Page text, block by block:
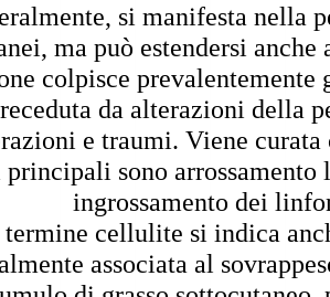
si manifesta nella
ma può estendersi anche
colpisce
da alterazioni della
e traumi. Viene
principali sono arrossamento
ingrossamento dei
cellulite si indica
associata al